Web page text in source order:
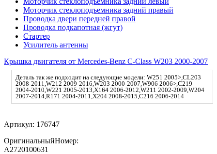
Моторчик стеклоподъемника задний правый
Проводка двери передней правой
Проводка подкапотная (жгут)
Стартер
Усилитель антенны
Крышка двигателя от Mercedes-Benz C-Сlass W203 2000-2007
Деталь так же подходит на следующие модели: W251 2005>,CL203
2008-2011,W212 2009-2016,W203 2000-2007,W906 2006>,C219
2004-2010,W221 2005-2013,X164 2006-2012,W211 2002-2009,W204
2007-2014,R171 2004-2011,X204 2008-2015,С216 2006-2014
Артикул: 176747
ОригинальныйНомер:
A2720100631